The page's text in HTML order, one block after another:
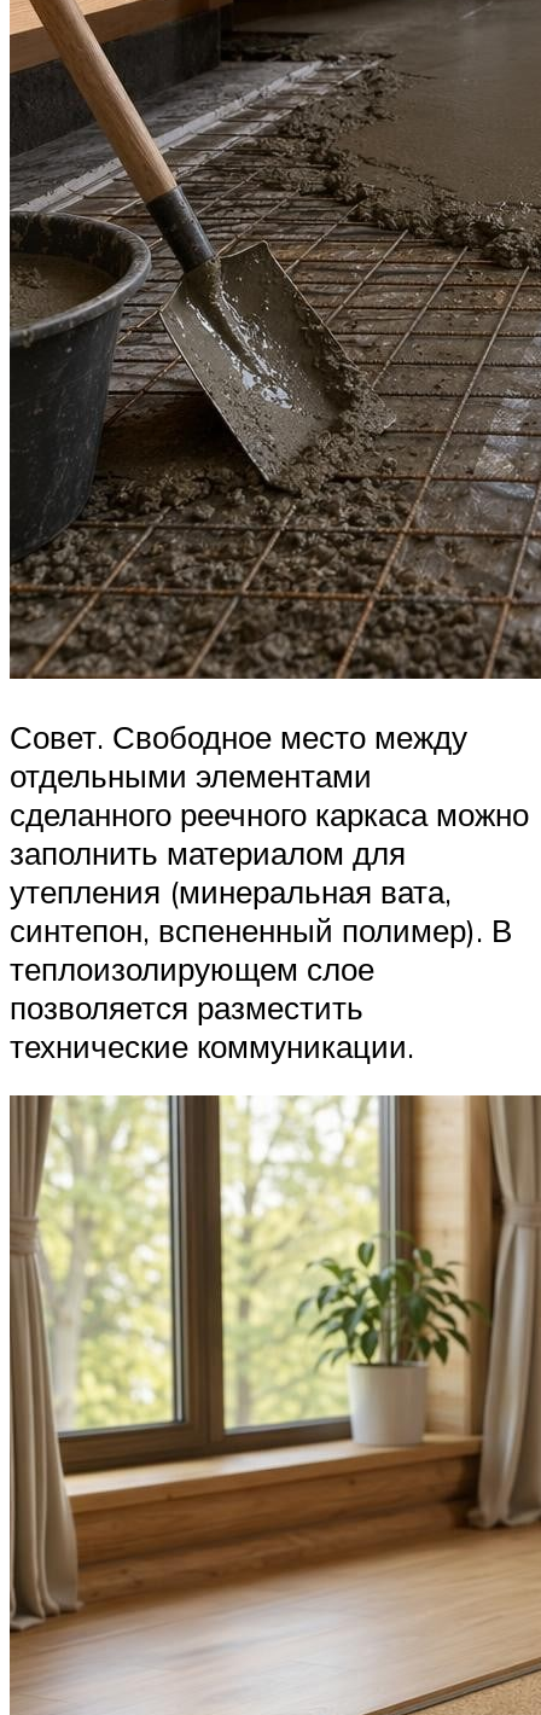
Совет. Свободное место между
отдельными элементами
сделанного реечного каркаса можно
заполнить материалом для
утепления (минеральная вата,
синтепон, вспененный полимер). В
теплоизолирующем слое
позволяется разместить
технические коммуникации.